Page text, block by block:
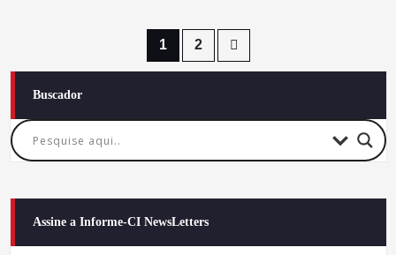
de
posts
1 2
Buscador
Assine a Informe-CI NewsLetters